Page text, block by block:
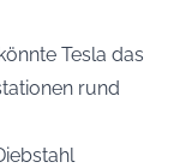
Tesla das
rund